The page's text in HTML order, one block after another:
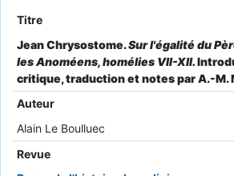
Titre
Jean Chrysostome.Sur l'égalité du
les Anoméens, homélies VII-XII.
critique, traduction et notes par A.-M.
Auteur
Alain Le Boulluec
Revue